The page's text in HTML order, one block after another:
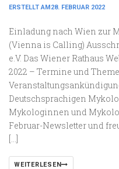
ERSTELLT AM28. FEBRUAR 2022
Einladung nach Wien zur
(Vienna is Calling)
e.V. Das Wiener Rathaus
2022 – Termine und
Deutschsprachigen
Mykologinnen und
Februar-Newsletter und
[…]
WEITERLESEN